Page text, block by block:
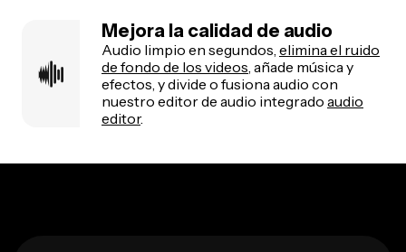
Mejora la calidad de audio
Audio limpio en segundos, elimina el ruido
de fondo de los videos, añade música y
efectos, y divide o fusiona audio con
nuestro editor de audio integrado audio
editor.